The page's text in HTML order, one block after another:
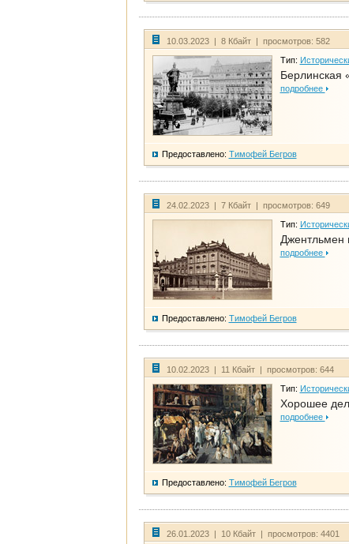
10.03.2023 | 8 Кбайт | просмотров: 582
Тип:
Берлинская
подробнее
Предоставлено: Тимофей Бегров
24.02.2023 | 7 Кбайт | просмотров: 649
Тип:
Джентльмен
подробнее
Предоставлено: Тимофей Бегров
10.02.2023 | 11 Кбайт | просмотров: 644
Тип:
Хорошее
подробнее
Предоставлено: Тимофей Бегров
26.01.2023 | 10 Кбайт | просмотров: 4401